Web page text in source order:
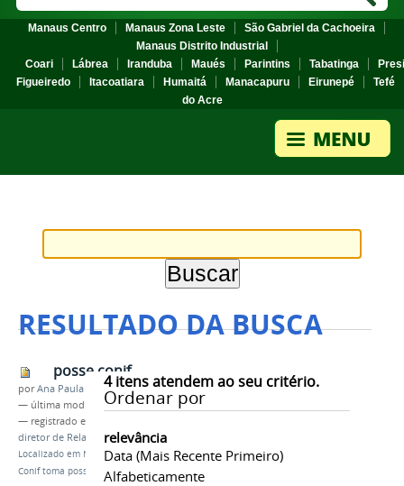
Manaus Centro Manaus Zona Leste
São Gabriel da Cachoeira
Manaus Distrito Industrial
Coari
Lábrea Iranduba Maués Parintins Tabatinga
Figueiredo
Itacoatiara Humaitá Manacapuru Eirunepé
Tefé
do Acre
RESULTADO DA BUSCA
4itens atendem ao seu critério.
Ordenar por
relevância
Data (mais Recente Primeiro)
Alfabeticamente
posse conif
porAna Paula Batista
— última modificação17/02/2016 15h36
— registrado em:
diretor de Relações Institucionais
Localizado em Notícias /Nova Diretoria Executiva do
Conif toma posse